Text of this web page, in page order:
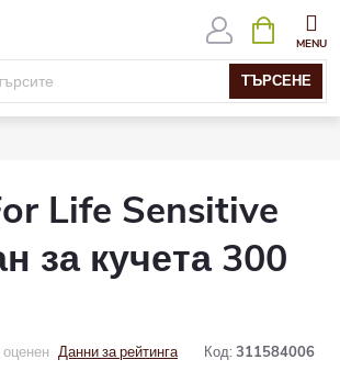
ТЪРСЕНЕ
ВИЖ
Life Sensitive
за кучета 300
Данни за рейтинга Код: 311584006